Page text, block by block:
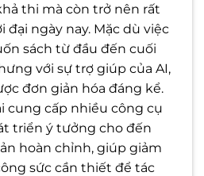
thi mà còn trở nên rất
ngày nay. Mặc dù việc
sách từ đầu đến cuối
với sự trợ giúp của AI,
đơn giản hóa đáng kể.
cung cấp nhiều công cụ
triển ý tưởng cho đến
hoàn chỉnh, giúp giảm
sức cần thiết để tác